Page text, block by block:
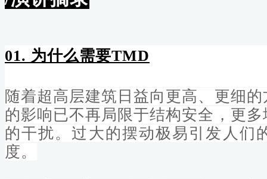
01. 为什么需要TMD
随着超高层建筑日益向更高、更细
的影响已不再局限于结构安全，更
的干扰。过大的摆动极易引发人们
度。